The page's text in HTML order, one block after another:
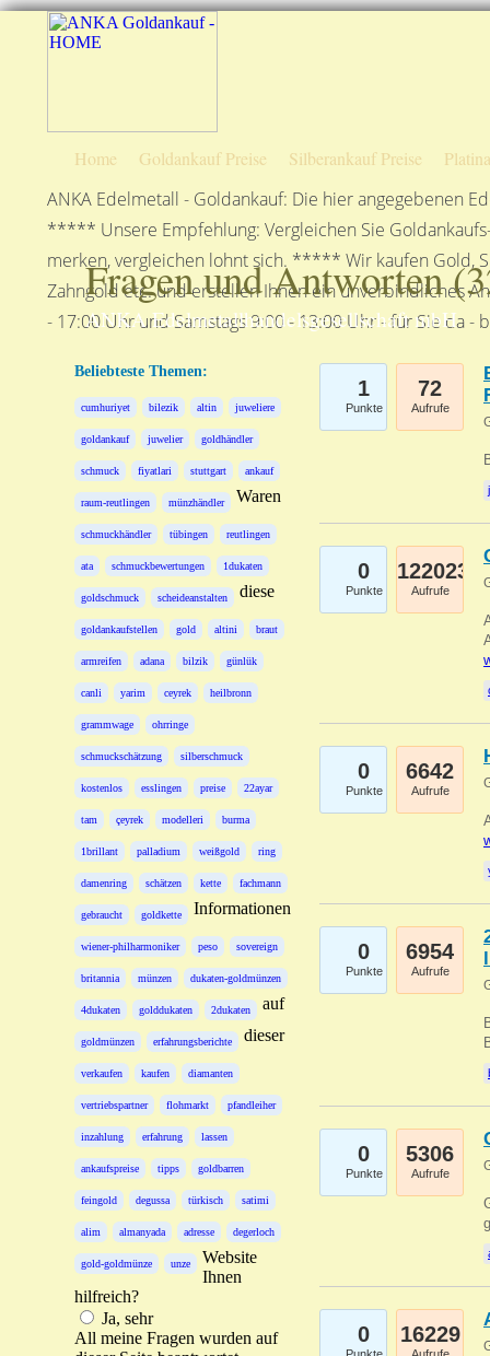
Home Goldankauf Preise Silberankauf Preise
ANKA Edelmetall - Goldankauf: Die hier angegebenen
***** Unsere Empfehlung: Vergleichen Sie
merken, vergleichen lohnt sich. ***** Wir kaufen Gold,
Zahngold etc. und erstellen Ihnen ein unverbindliches
- 17:00 Uhr und Samstags 9:00 - 13:00 Uhr - für Sie
Fragen und Antworten (
ANKA Edelmetallhandelsgesellschaft mbH
Beliebteste Themen:
cumhuriyet bilezik altin juweliere
goldankauf juwelier goldhändler
schmuck fiyatlari stuttgart ankauf
raum-reutlingen münzhändler
schmuckhändler tübingen reutlingen
ata schmuckbewertungen 1dukaten
goldschmuck scheideanstalten
goldankaufstellen gold altini braut
armreifen adana bilzik günlük
canli yarim ceyrek heilbronn
grammwage ohrringe
schmuckschätzung silberschmuck
kostenlos esslingen preise 22ayar
tam çeyrek modelleri burma
1brillant palladium weißgold ring
damenring schätzen kette fachmann
gebraucht goldkette
wiener-philharmoniker peso sovereign
britannia münzen dukaten-goldmünzen
4dukaten golddukaten 2dukaten
goldmünzen erfahrungsberichte
verkaufen kaufen diamanten
vertriebspartner flohmarkt pfandleiher
inzahlung erfahrung lassen
ankaufspreise tipps goldbarren
feingold degussa türkisch satimi
alim almanyada adresse degerloch
gold-goldmünze unze
Waren
diese
Informationen
auf
dieser
Website
Ihnen
hilfreich?
Ja, sehr
All meine Fragen wurden auf
1
Punkte
72
Aufrufe
0
Punkte
122023
Aufrufe
0
Punkte
6642
Aufrufe
0
Punkte
6954
Aufrufe
0
Punkte
5306
Aufrufe
0 16229